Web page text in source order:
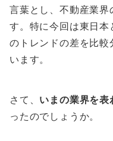
言葉とし、不動産業
す。特に今回は東日
のトレンドの差を比較
います。
さて、 いまの業界を表
ったのでしょうか。